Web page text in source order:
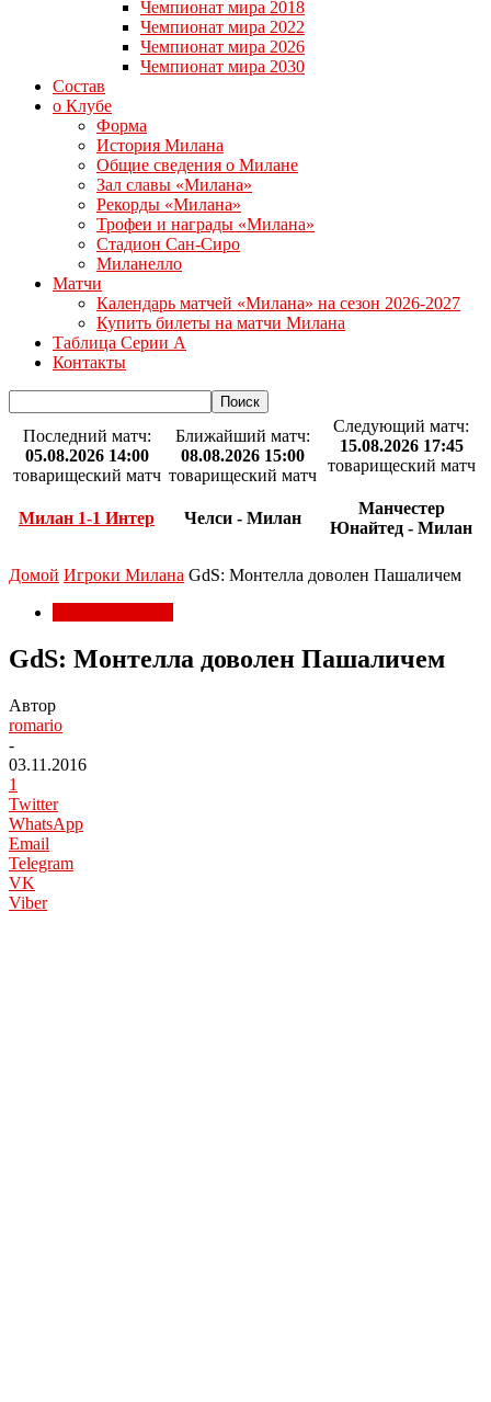
Чемпионат мира 2018
Чемпионат мира 2022
Чемпионат мира 2026
Чемпионат мира 2030
Состав
о Клубе
Форма
История Милана
Общие сведения о Милане
Зал славы «Милана»
Рекорды «Милана»
Трофеи и награды «Милана»
Стадион Сан-Сиро
Миланелло
Матчи
Календарь матчей «Милана» на сезон 2026-2027
Купить билеты на матчи Милана
Таблица Серии А
Контакты
Последний матч:
05.08.2026 14:00
товарищеский матч
Милан 1-1 Интер
Ближайший матч:
08.08.2026 15:00
товарищеский матч
Челси - Милан
Следующий матч:
15.08.2026 17:45
товарищеский матч
Манчестер
Юнайтед - Милан
Домой Игроки Милана GdS: Монтелла доволен Пашаличем
GdS: Монтелла доволен Пашаличем
Автор
romario
-
03.11.2016
1
Twitter
WhatsApp
Email
Telegram
VK
Viber